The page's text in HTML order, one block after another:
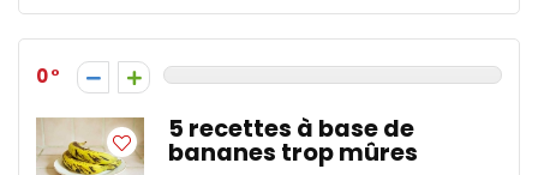
0
5 recettes à base de
bananes trop mûres